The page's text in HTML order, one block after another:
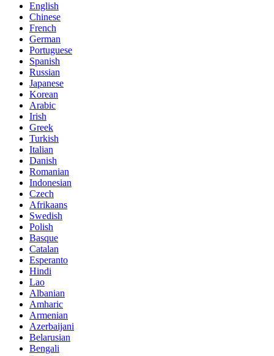
English
Chinese
French
German
Portuguese
Spanish
Russian
Japanese
Korean
Arabic
Irish
Greek
Turkish
Italian
Danish
Romanian
Indonesian
Czech
Afrikaans
Swedish
Polish
Basque
Catalan
Esperanto
Hindi
Lao
Albanian
Amharic
Armenian
Azerbaijani
Belarusian
Bengali